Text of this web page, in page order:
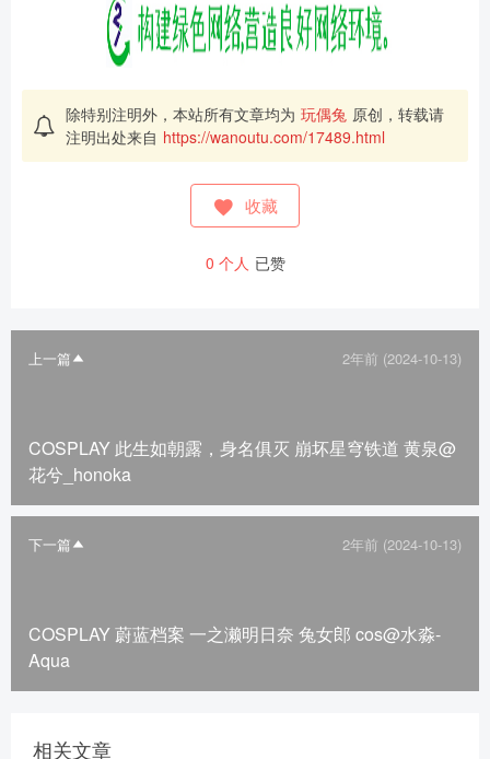
除特别注明外，本站所有文章均为 玩偶兔 原创，转载请
注明出处来自 https://wanoutu.com/17489.html
收藏
0 个人 已赞
上一篇 2年前 (2024-10-13)
COSPLAY 此生如朝露，身名俱灭 崩坏星穹铁道 黄泉@
花兮_honoka
下一篇 2年前 (2024-10-13)
COSPLAY 蔚蓝档案 一之濑明日奈 兔女郎 cos@水淼-
Aqua
相关文章